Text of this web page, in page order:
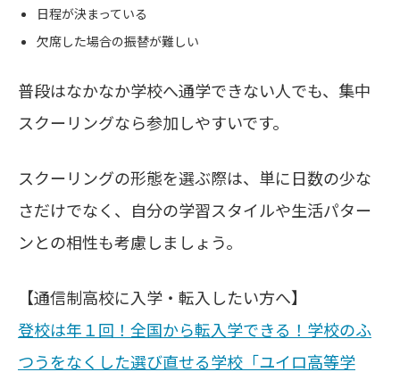
日程が決まっている
欠席した場合の振替が難しい
普段はなかなか学校へ通学できない人でも、集中
スクーリングなら参加しやすいです。
スクーリングの形態を選ぶ際は、単に日数の少な
さだけでなく、自分の学習スタイルや生活パター
ンとの相性も考慮しましょう。
【通信制高校に入学・転入したい方へ】
登校は年１回！全国から転入学できる！学校のふ
つうをなくした選び直せる学校「ユイロ高等学